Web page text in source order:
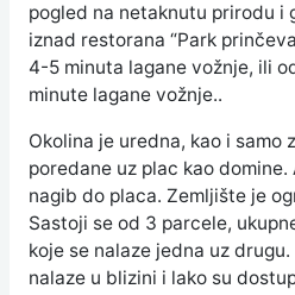
pogled na netaknutu prirodu i
iznad restorana “Park
4-5 minuta lagane vožnje, ili
minute lagane vožnje..
Okolina je uredna, kao i samo
poredane uz plac kao
nagib do placa. Zemljište je
Sastoji se od 3 parcele,
koje se nalaze jedna uz
nalaze u blizini i lako su